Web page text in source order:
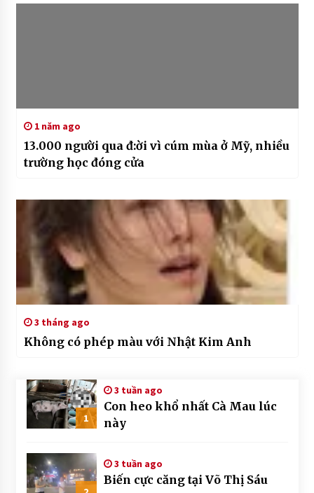
1 năm ago
13.000 người qua đ:ời vì cúm mùa ở Mỹ, nhiều
trường học đóng cửa
3 tháng ago
Không có phép màu với Nhật Kim Anh
1
3 tuần ago
Con heo khổ nhất Cà Mau lúc
này
3 tuần ago
Biến cực căng tại Võ Thị Sáu